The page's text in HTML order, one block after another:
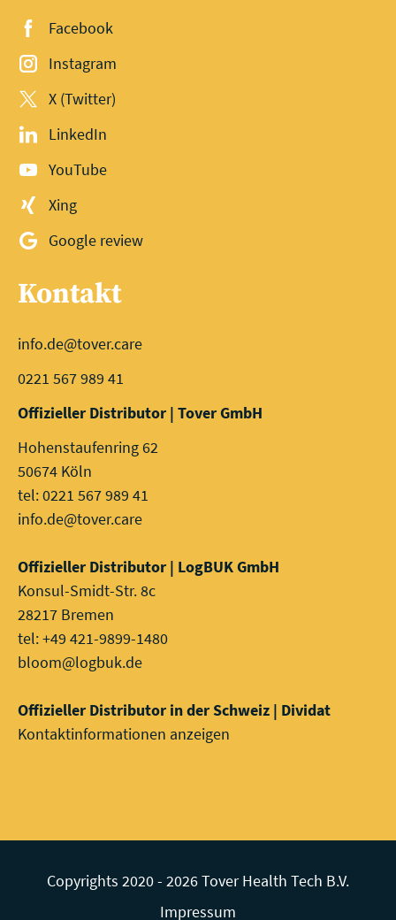
Facebook
Instagram
X (Twitter)
LinkedIn
YouTube
Xing
Google review
Kontakt
info.de@tover.care
0221 567 989 41
Offizieller Distributor | Tover GmbH
Hohenstaufenring 62
50674 Köln
tel: 0221 567 989 41
info.de@tover.care
Offizieller Distributor | LogBUK GmbH
Konsul-Smidt-Str. 8c
28217 Bremen
tel: +49 421-9899-1480
bloom@logbuk.de
Offizieller Distributor in der Schweiz | Dividat
Kontaktinformationen anzeigen
Copyrights 2020 - 2026 Tover Health Tech B.V.
Impressum